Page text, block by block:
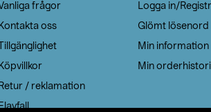
frågor
Kontakta oss
Tillgänglighet
Köpvillkor
Retur / reklamation
Logga in/
Glömt lösenord
Min information
Min